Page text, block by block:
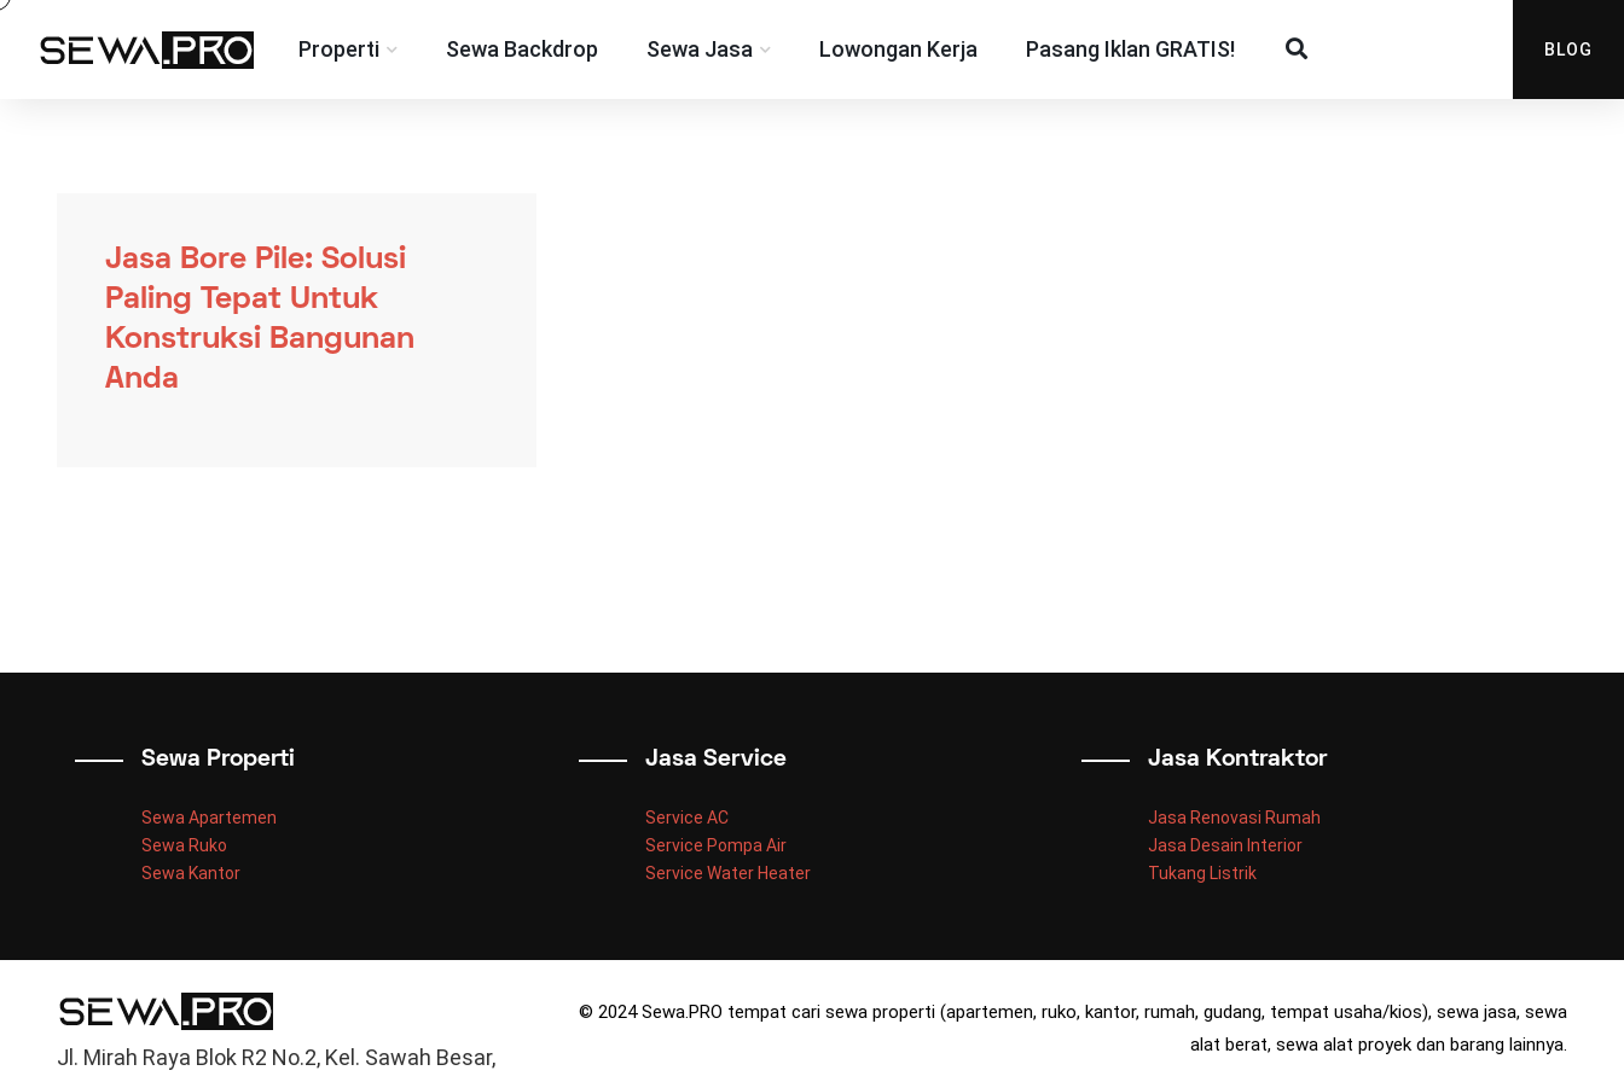
Properti Sewa Backdrop Sewa Jasa Lowongan Kerja Pasang Iklan GRATIS! BLOG
Jasa Bore Pile: Solusi
Paling Tepat Untuk
Konstruksi Bangunan
Anda
Sewa Properti
Sewa Apartemen
Sewa Ruko
Sewa Kantor
Jasa Service
Service AC
Service Pompa Air
Service Water Heater
Jasa Kontraktor
Jasa Renovasi Rumah
Jasa Desain Interior
Tukang Listrik
Jl. Mirah Raya Blok R2 No.2, Kel. Sawah Besar,
© 2024 Sewa.PRO tempat cari sewa properti (apartemen, ruko, kantor, rumah, gudang, tempat usaha/kios), sewa jasa, sewa
alat berat, sewa alat proyek dan barang lainnya.